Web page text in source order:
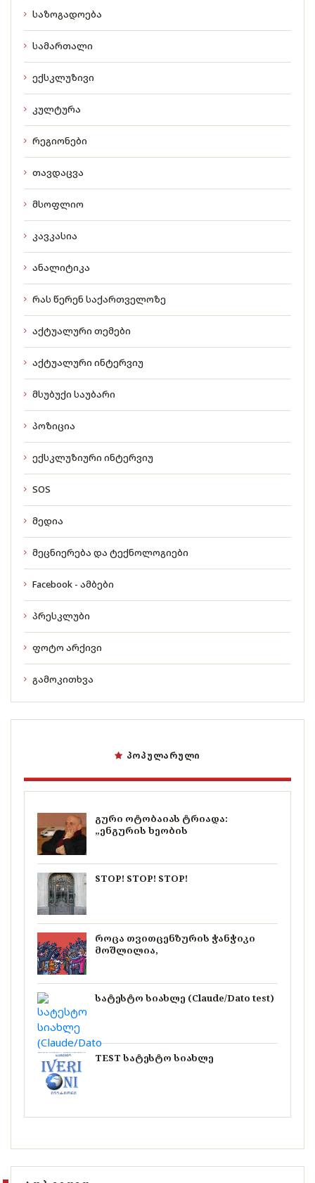
საზოგადოება
სამართალი
ექსკლუზივი
კულტურა
რეგიონები
თავდაცვა
მსოფლიო
კავკასია
ანალიტიკა
რას წერენ საქართველოზე
აქტუალური თემები
აქტუალური ინტერვიუ
მსუბუქი საუბარი
პოზიცია
ექსკლუზიური ინტერვიუ
SOS
მედია
მეცნიერება და ტექნოლოგიები
Facebook - ამბები
პრესკლუბი
ფოტო არქივი
გამოკითხვა
ᲞᲝᲞᲣᲚᲐᲠᲣᲚᲘ
გური ოტობაიას ტრიადა:
„ენგურის ხეობის
STOP! STOP! STOP!
როცა თვითცენზურის ჭანჭიკი
მოშლილია,
სატესტო სიახლე (Claude/Dato test)
TEST სატესტო სიახლე